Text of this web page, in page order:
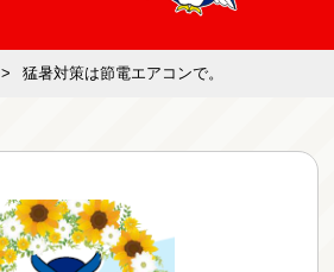
猛暑対策は節電エアコンで。